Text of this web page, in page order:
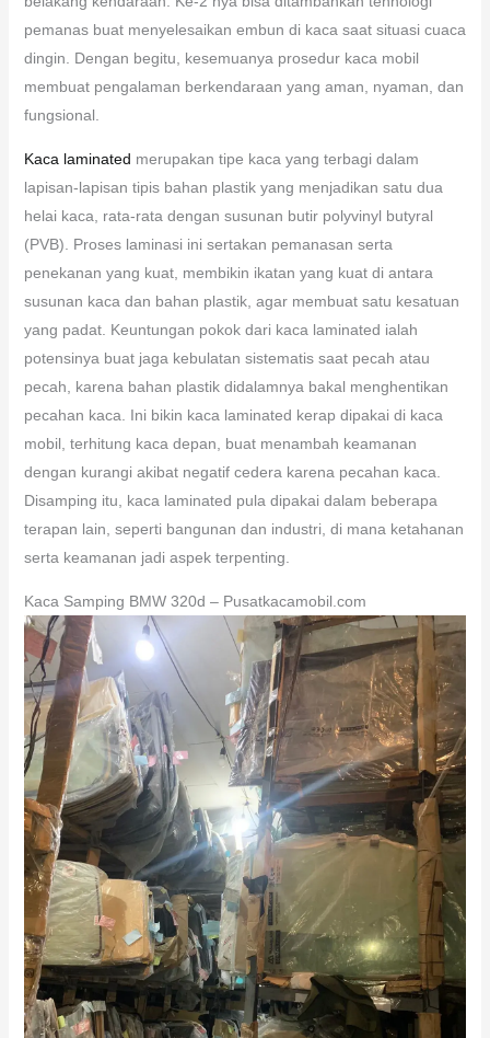
pemanas buat menyelesaikan embun di kaca saat situasi cuaca
dingin. Dengan begitu, kesemuanya prosedur kaca mobil
membuat pengalaman berkendaraan yang aman, nyaman, dan
fungsional.
Kaca laminated merupakan tipe kaca yang terbagi dalam
lapisan-lapisan tipis bahan plastik yang menjadikan satu dua
helai kaca, rata-rata dengan susunan butir polyvinyl butyral
(PVB). Proses laminasi ini sertakan pemanasan serta
penekanan yang kuat, membikin ikatan yang kuat di antara
susunan kaca dan bahan plastik, agar membuat satu kesatuan
yang padat. Keuntungan pokok dari kaca laminated ialah
potensinya buat jaga kebulatan sistematis saat pecah atau
pecah, karena bahan plastik didalamnya bakal menghentikan
pecahan kaca. Ini bikin kaca laminated kerap dipakai di kaca
mobil, terhitung kaca depan, buat menambah keamanan
dengan kurangi akibat negatif cedera karena pecahan kaca.
Disamping itu, kaca laminated pula dipakai dalam beberapa
terapan lain, seperti bangunan dan industri, di mana ketahanan
serta keamanan jadi aspek terpenting.
Kaca Samping BMW 320d – Pusatkacamobil.com